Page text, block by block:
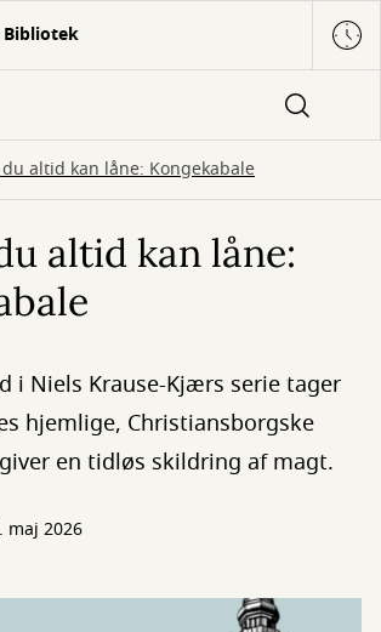
Bibliotek
altid kan låne: Kongekabale
altid kan låne:
i Niels Krause-Kjærs serie tager
hjemlige, Christiansborgske
en tidløs skildring af magt.
maj 2026